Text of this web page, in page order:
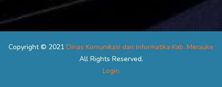
Copyright © 2021 Dinas Komunikasi dan Informatika Kab. Merauke
All Rights Reserved.
Login